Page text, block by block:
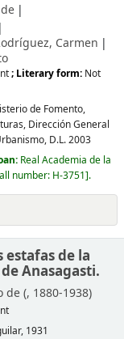
Carmen
; Literary form: Not
de Fomento,
Dirección General
D.L. 2003
Real Academia de la
number: H-3751 .
de la
Anasagasti.
de (, 1880-1938)
1931